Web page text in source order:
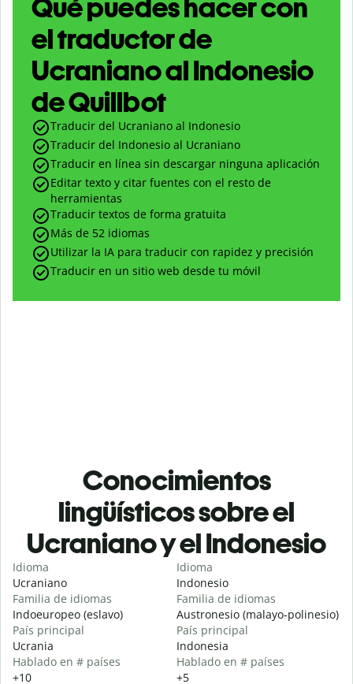
Qué puedes hacer con
el traductor de
Ucraniano al Indonesio
de Quillbot
Traducir del Ucraniano al Indonesio
Traducir del Indonesio al Ucraniano
Traducir en línea sin descargar ninguna aplicación
Editar texto y citar fuentes con el resto de
herramientas
Traducir textos de forma gratuita
Más de 52 idiomas
Utilizar la IA para traducir con rapidez y precisión
Traducir en un sitio web desde tu móvil
Conocimientos
lingüísticos sobre el
Ucraniano y el Indonesio
Idioma
Ucraniano
Familia de idiomas
Indoeuropeo (eslavo)
País principal
Ucrania
Hablado en # países
+10
Idioma
Indonesio
Familia de idiomas
Austronesio (malayo-polinesio)
País principal
Indonesia
Hablado en # países
+5